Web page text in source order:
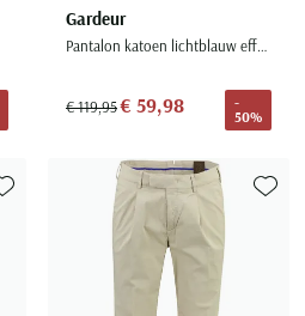
Gardeur
Pantalon katoen lichtblauw effen
€ 119,95€ 59,98
-
50%
Toevoegen aan favorieten